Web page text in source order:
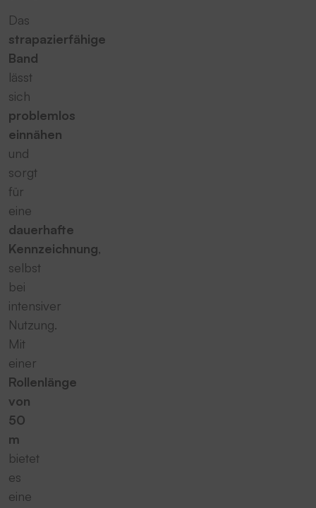
Das
strapazierfähige
Band
lässt
sich
problemlos
einnähen
und
sorgt
für
eine
dauerhafte
Kennzeichnung,
selbst
bei
intensiver
Nutzung.
Mit
einer
Rollenlänge
von
50
m
bietet
es
eine